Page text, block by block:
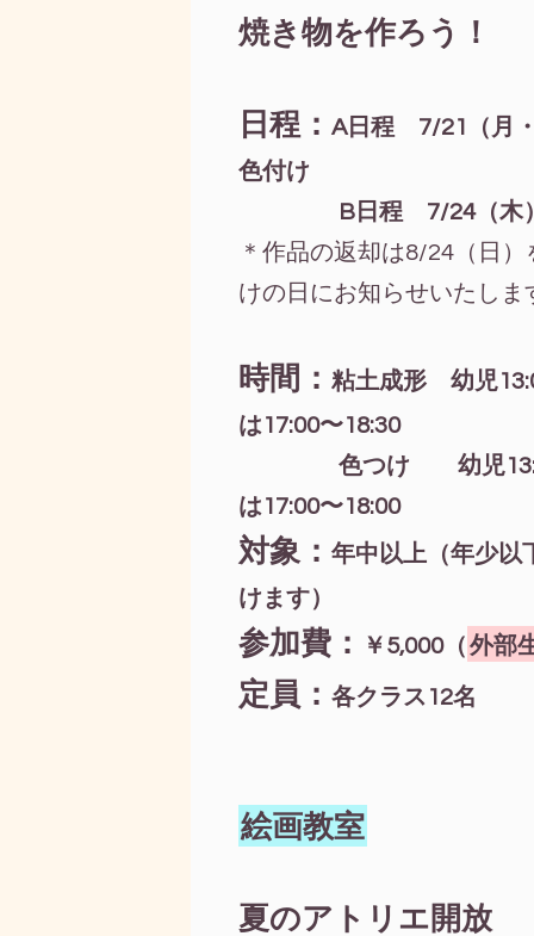
焼き物を作ろう！
日程： A日程 7/21（月
色付け
B日程 7/24（木）
＊作品の返却は8/24（日
けの日にお知らせいたしま
時間： 粘土成形 幼児
は17:00〜18:30
色つけ 幼児
は17:00〜18:00
対象： 年中以上（年少以
けます）
参加費： ￥5,000（外部
定員： 各クラス12名
絵画教室
夏のアトリエ開放